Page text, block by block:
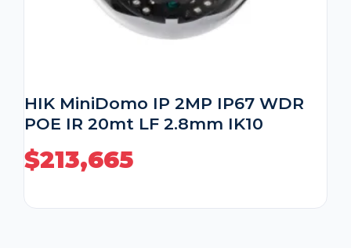
HIK MiniDomo IP 2MP IP67 WDR
POE IR 20mt LF 2.8mm IK10
$213,665